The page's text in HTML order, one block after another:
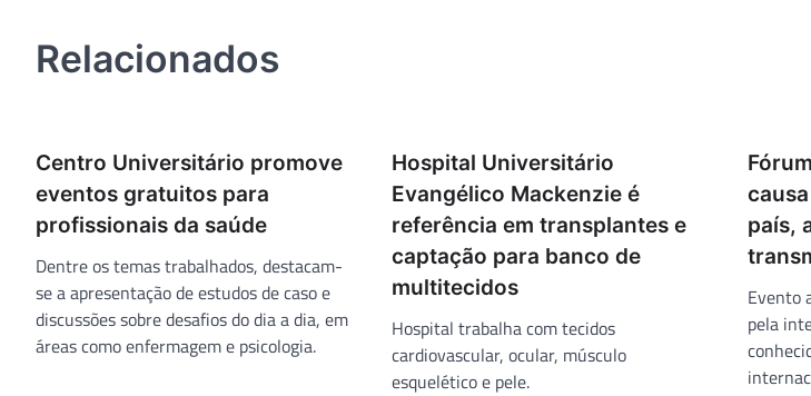
Relacionados
Centro Universitário promove
eventos gratuitos para
profissionais da saúde
Dentre os temas trabalhados, destacam-
se a apresentação de estudos de caso e
discussões sobre desafios do dia a dia, em
áreas como enfermagem e psicologia.
Hospital Universitário
Evangélico Mackenzie é
referência em transplantes e
captação para banco de
multitecidos
Hospital trabalha com tecidos
cardiovascular, ocular, músculo
esquelético e pele.
país,
Evento
pela